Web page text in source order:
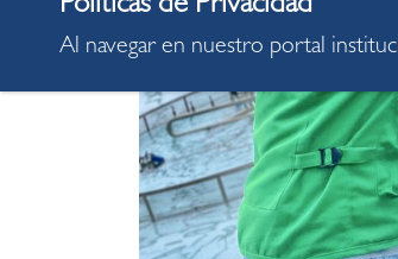
Al navegar en nuestro portal